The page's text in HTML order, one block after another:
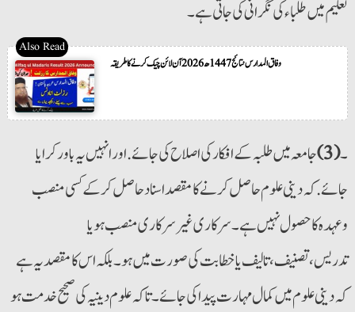
تعلیم میں طلباء کی نگرانی کی جاتی ہے۔
وفاق المدارس نتائج 1447ھ 2026 آن لائن چیک کرنے کا طریقہ
۔(3) جامعہ میں طلبہ کے افکار کی اصلاح کی جائے. اور انہیں یہ باور کرایا
جائے. کہ دینی علوم حاصل کرنے کا مقصد اسناد حاصل کرکے کسی منصب
وعہدہ کا حصول نہیں ہے۔ سرکاری غیر سرکاری منصب ہو یا
تدریس،تصنیف،تالیف یا خطابت کی صورت میں ہو۔ بلکہ اس کا مقصد یہ ہے
کہ دینی علوم میں کمال مہارت پیدا کی جائے۔ تاکہ علوم دینیہ کی صحیح خدمت ہو